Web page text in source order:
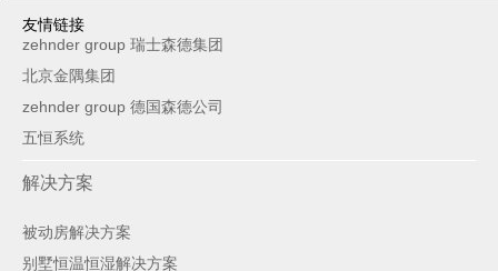
友情链接
zehnder group 瑞士森德集团
北京金隅集团
zehnder group 德国森德公司
五恒系统
解决方案
被动房解决方案
别墅恒温恒湿解决方案